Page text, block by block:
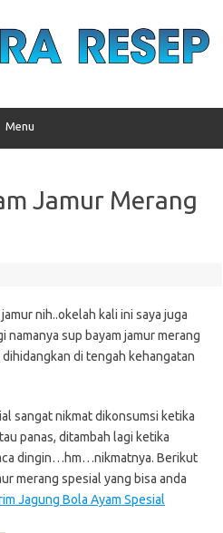
Menu
Jamur Merang
nih..okelah kali ini saya juga
namanya sup bayam jamur merang
di tengah kehangatan
sangat nikmat dikonsumsi ketika
panas, ditambah lagi ketika
dingin…hm…nikmatnya. Berikut
merang spesial yang bisa anda
Jagung Bola Ayam Spesial